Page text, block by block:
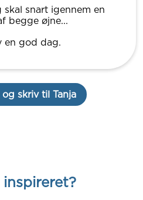
snart igennem en
begge øjne...
en god dag.
skriv til Tanja
inspireret?